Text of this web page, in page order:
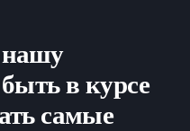
в курсе
самые